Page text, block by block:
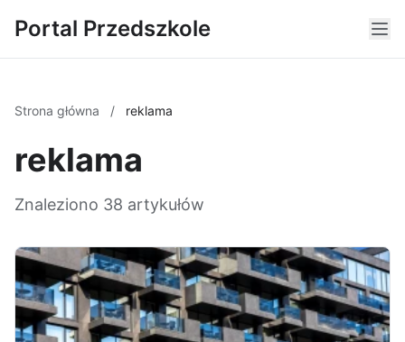
Portal Przedszkole
Strona główna / reklama
reklama
Znaleziono 38 artykułów